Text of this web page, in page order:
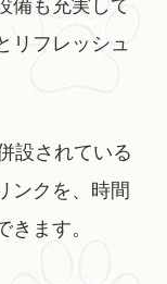
備も充実して
リフレッシュ
設されている
ンクを、時間
ます。